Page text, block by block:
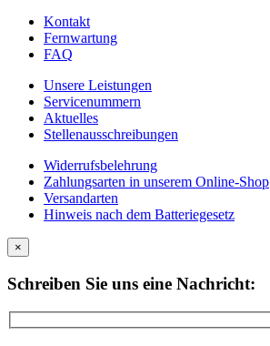
Kontakt
Fernwartung
FAQ
Unsere Leistungen
Servicenummern
Aktuelles
Stellenausschreibungen
Widerrufsbelehrung
Zahlungsarten in unserem Online-Shop
Versandarten
Hinweis nach dem Batteriegesetz
×
Schreiben Sie uns eine Nachricht: